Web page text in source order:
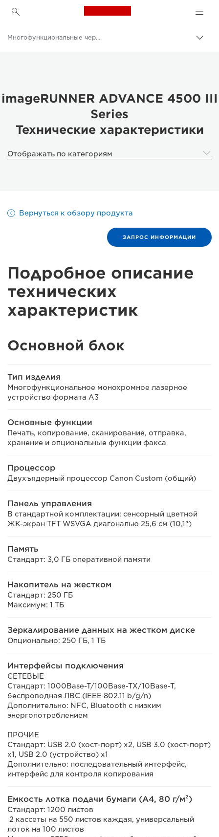
Canon Logo, back to
Продукты и решения для бизнеса
Принтеры и факсимильные аппараты для бизнеса
Многофункциональные принтеры - Принтеры «Все в одном»
Многофункциональные черно-белые принтеры
imageRUNNER ADVANCE 4500 III
Series
Технические характеристики
Отображать по категориям
Вернуться к обзору продукта
ЗАПРОС ИНФОРМАЦИИ
Подробное описание
технических
характеристик
Основной блок
Тип изделия
Многофункциональное монохромное лазерное
устройство формата A3
Основные функции
Печать, копирование, сканирование, отправка,
хранение и опциональные функции факса
Процессор
Двухъядерный процессор Canon Custom (общий)
Панель управления
В стандартной комплектации: сенсорный цветной
ЖК-экран TFT WSVGA диагональю 25,6 см (10,1")
Память
Стандарт: 3,0 ГБ оперативной памяти
Накопитель на жестком
Стандарт: 250 ГБ
Максимум: 1 ТБ
Зеркалирование данных на жестком диске
Опционально: 250 ГБ, 1 ТБ
Интерфейсы подключения
СЕТЕВЫЕ
Стандарт: 1000Base-T/100Base-TX/10Base-T,
беспроводная ЛВС (IEEE 802.11 b/g/n)
Дополнительно: NFC, Bluetooth с низким
энергопотреблением
ПРОЧИЕ
Стандарт: USB 2.0 (хост-порт) x2, USB 3.0 (хост-порт)
x1, USB 2.0 (устройство) x1
Дополнительно: последовательный интерфейс,
интерфейс для контроля копирования
Емкость лотка подачи бумаги (A4, 80 г/м²)
Стандарт: 1200 листов
2 кассеты на 550 листов каждая, универсальный
лоток на 100 листов